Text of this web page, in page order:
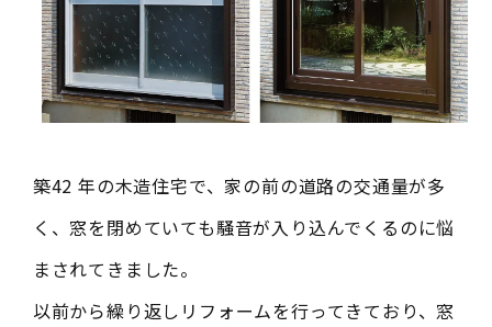
築42 年の木造住宅で、家の前の道路の交通量が多
く、窓を閉めていても騒音が入り込んでくるのに悩
まされてきました。
以前から繰り返しリフォームを行ってきており、窓